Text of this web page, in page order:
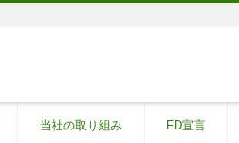
当社の取り組み FD宣言